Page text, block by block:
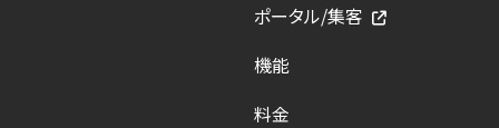
ポータル/集客
機能
料金